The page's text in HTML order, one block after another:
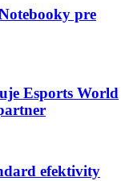
pre
Esports World
efektivity